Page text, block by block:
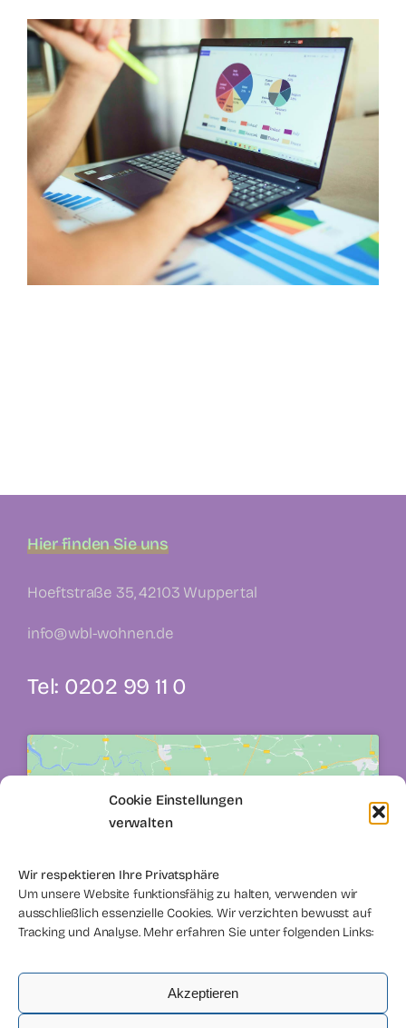
Cookie Einstellungen
verwalten
Wir respektieren Ihre Privatsphäre
Um unsere Website funktionsfähig zu halten, verwenden wir
ausschließlich essenzielle Cookies. Wir verzichten bewusst auf
Tracking und Analyse. Mehr erfahren Sie unter folgenden Links:
Akzeptieren
Hier finden Sie uns
Hoeftstraße 35, 42103 Wuppertal
info@wbl-wohnen.de
Tel: 0202 99 11 0
akzeptieren und diesen Inhalt zu aktivieren